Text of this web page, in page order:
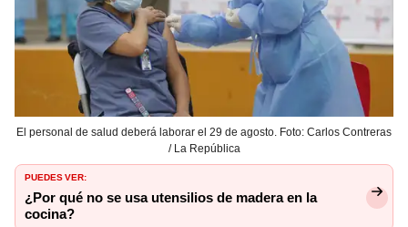
El personal de salud deberá laborar el 29 de agosto. Foto: Carlos Contreras
/ La República
PUEDES VER:
¿Por qué no se usa utensilios de madera en la
cocina?